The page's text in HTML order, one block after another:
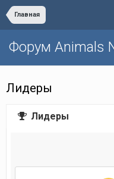
Главная
Форум Animals
Лидеры
Лидеры